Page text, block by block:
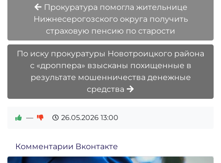
Прокуратура помогла жительнице
Нижнесерогозского округа получить
страховую пенсию по старости
По иску прокуратуры Новотроицкого района
с «дроппера» взысканы похищенные в
результате мошенничества денежные
средства
— 26.05.2026 13:00
Комментарии Вконтакте